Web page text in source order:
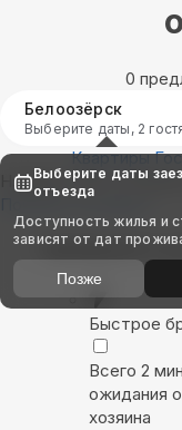
0
Белоозёрск
Выберите даты, 2
Квартиры
Найдём, где
Показать на карте
Выбирайте
Быстрое
Всего 2
ожидания
хозяина
Выберите даты
отъезда
Доступность жилья и
зависят от дат
Позже